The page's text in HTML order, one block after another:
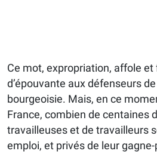
Ce mot, expropriation, affole
d’épouvante aux défenseurs
bourgeoisie. Mais, en ce
France, combien de centaines
travailleuses et de travailleurs
emploi, et privés de leur